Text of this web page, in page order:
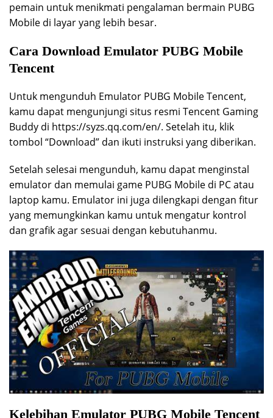
pemain untuk menikmati pengalaman bermain PUBG
Mobile di layar yang lebih besar.
Cara Download Emulator PUBG Mobile
Tencent
Untuk mengunduh Emulator PUBG Mobile Tencent,
kamu dapat mengunjungi situs resmi Tencent Gaming
Buddy di https://syzs.qq.com/en/. Setelah itu, klik
tombol “Download” dan ikuti instruksi yang diberikan.
Setelah selesai mengunduh, kamu dapat menginstal
emulator dan memulai game PUBG Mobile di PC atau
laptop kamu. Emulator ini juga dilengkapi dengan fitur
yang memungkinkan kamu untuk mengatur kontrol
dan grafik agar sesuai dengan kebutuhanmu.
Kelebihan Emulator PUBG Mobile Tencent